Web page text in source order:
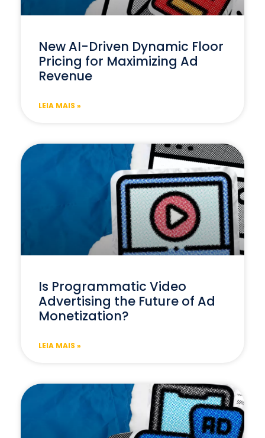
New AI-Driven Dynamic Floor
Pricing for Maximizing Ad
Revenue
LEIA MAIS »
Is Programmatic Video
Advertising the Future of Ad
Monetization?
LEIA MAIS »